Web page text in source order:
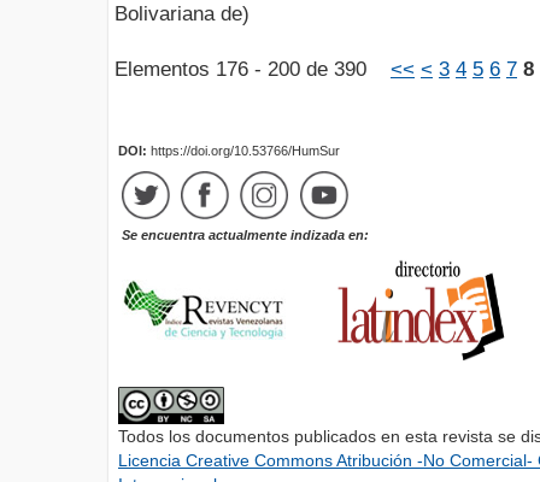
Bolivariana de)
Elementos 176 - 200 de 390 << < 3 4 5 6 7 8
DOI: https://doi.org/10.53766/HumSur
Se encuentra actualmente indizada en:
Todos los documentos publicados en esta revista se
Licencia Creative Commons Atribución -No